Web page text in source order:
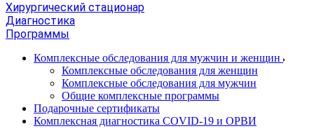
Хирургический стационар
Диагностика
Программы
Комплексные обследования для мужчин и женщин
Комплексные обследования для женщин
Комплексные обследования для мужчин
Общие комплексные программы
Подарочные сертификаты
Комплексная диагностика COVID-19 и ОРВИ